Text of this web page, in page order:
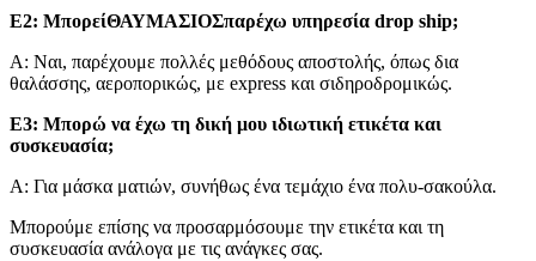
Ε2: ΜπορείΘΑΥΜΑΣΙΟΣπαρέχω υπηρεσία drop ship;
Α: Ναι, παρέχουμε πολλές μεθόδους αποστολής, όπως δια
θαλάσσης, αεροπορικώς, με express και σιδηροδρομικώς.
Ε3: Μπορώ να έχω τη δική μου ιδιωτική ετικέτα και
συσκευασία;
Α: Για μάσκα ματιών, συνήθως ένα τεμάχιο ένα πολυ-σακούλα.
Μπορούμε επίσης να προσαρμόσουμε την ετικέτα και τη
συσκευασία ανάλογα με τις ανάγκες σας.